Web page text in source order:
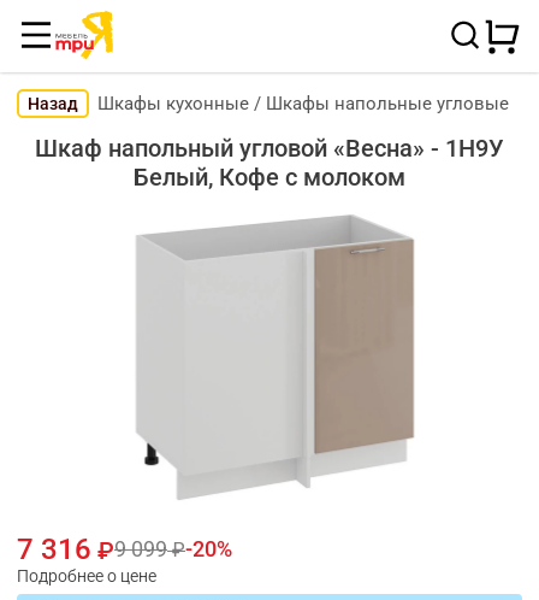
Назад Шкафы кухонные / Шкафы напольные угловые
Шкаф напольный угловой «Весна» - 1Н9У
Белый, Кофе с молоком
7 316 9 099 20
Подробнее о цене